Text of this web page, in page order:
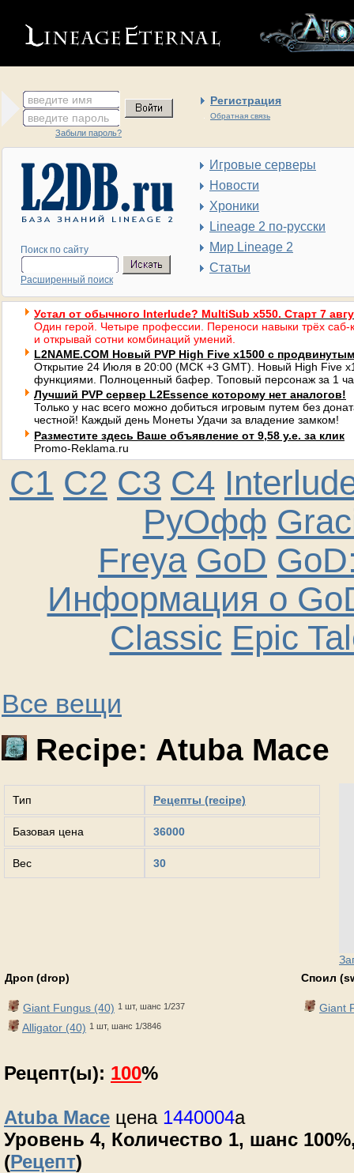
введите имя Регистрация
Обратная связь
введите пароль
Забыли пароль?
Поиск по сайту
Расширенный поиск
Игровые серверы
Новости
Хроники
Lineage 2 по-русски
Мир Lineage 2
Статьи
Устал от обычного Interlude? MultiSub x550. Старт 7
Один герой. Четыре профессии. Переноси навыки трёх саб-
и открывай сотни комбинаций умений.
L2NAME.COM Новый PVP High Five x1500 с
Открытие 24 Июля в 20:00 (МСК +3 GMT). Новый High Five
функциями. Полноценный бафер. Топовый персонаж за 1
Лучший PVP сервер L2Essence которому нет аналогов!
Только у нас всего можно добиться игровым путем без
честной! Каждый день Монеты Удачи за владение замком!
Разместите здесь Ваше объявление от 9,58 у.е. за клик
Promo-Reklama.ru
C1 C2 C3 C4
РуОфф
Freya GoD
Информация о
Classic Epic
Все вещи
Recipe: Atuba Mace
Тип Рецепты (recipe)
Базовая цена 36000
Вес 30
Дроп (drop)
Giant Fungus (40) 1 шт, шанс 1/237
Alligator (40) 1 шт, шанс 1/3846
Споил
Giant
Рецепт(ы): 100%
Atuba Mace цена 1440004a
Уровень 4, Количество 1, шанс
(Рецепт)